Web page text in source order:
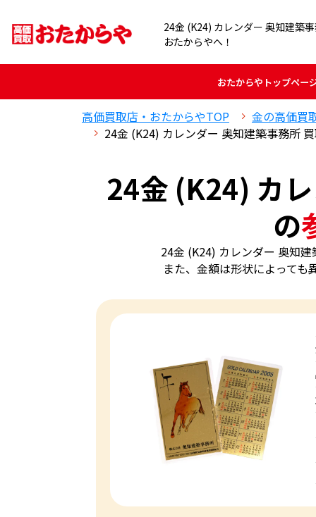
24金 (K24) カレンダー 奥知建築
おたからやへ！
おたからや トップペー
高価買取店・おたからやTOP
金の高価買
24金 (K24) カレンダー 奥知建築事務所
24金 (K24) カ
の
24金 (K24) カレンダー 奥知
また、金額は形状によって